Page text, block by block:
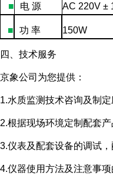
■ 电 源 AC 220V ±
■ 功 率 150W
四、技术服务
京象公司为您提供：
1.水质监测技术咨询及制
2.根据现场环境定制配套产
3.仪表及配套设备的调试
4.仪器使用方法及注意事项